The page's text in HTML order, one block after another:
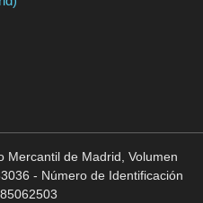
Mercantil de Madrid, Volumen
- Número de Identificación